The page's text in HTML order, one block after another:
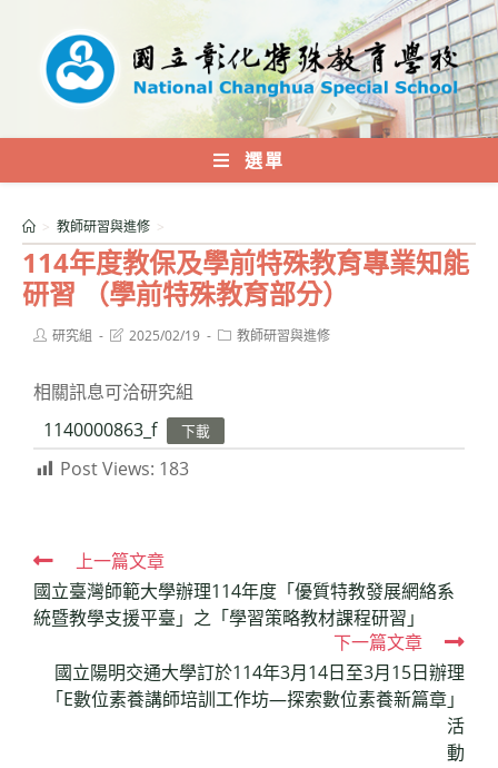
內
選單
114年度教保及學前特殊教育專業知能
研習 （學前特殊教育部分）
> 教師研習與進修 >
Post研究組
Post2025/02/19
Post教師研習與進修
相關訊息可洽研究組
1140000863_f
下載
Post Views: 183
Read
more
articles
上一篇文章
國立臺灣師範大學辦理114年度「優質特教發展網絡系
統暨教學支援平臺」之「學習策略教材課程研習」
下一篇文章
國立陽明交通大學訂於114年3月14日至3月15日辦理
「E數位素養講師培訓工作坊—探索數位素養新篇章」
活
動